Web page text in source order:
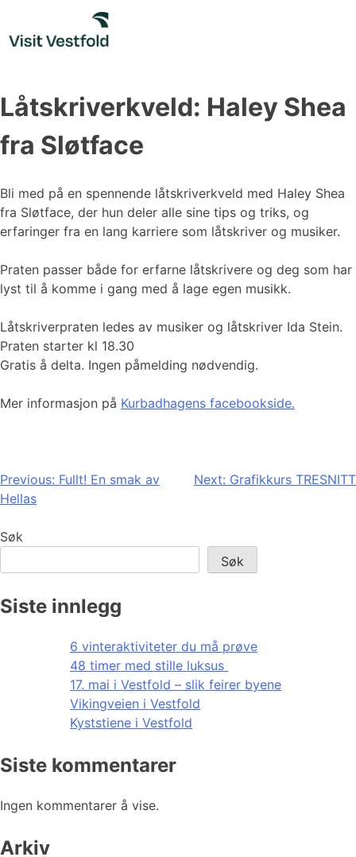
content
Låtskriverkveld: Haley Shea
fra Sløtface
Bli med på en spennende låtskriverkveld med Haley Shea
fra Sløtface, der hun deler alle sine tips og triks, og
erfaringer fra en lang karriere som låtskriver og musiker.
Praten passer både for erfarne låtskrivere og deg som har
lyst til å komme i gang med å lage egen musikk.
Låtskriverpraten ledes av musiker og låtskriver Ida Stein.
Praten starter kl 18.30
Gratis å delta. Ingen påmelding nødvendig.
Mer informasjon på Kurbadhagens facebookside.
Innleggsnavigasjon
Previous: Fullt! En smak av
Hellas
Next: Grafikkurs TRESNITT
Søk
Søk
Siste innlegg
6 vinteraktiviteter du må prøve
48 timer med stille luksus
17. mai i Vestfold – slik feirer byene
Vikingveien i Vestfold
Kyststiene i Vestfold
Siste kommentarer
Ingen kommentarer å vise.
Arkiv